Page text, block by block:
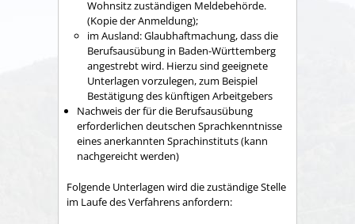
Wohnsitz zuständigen Meldebehörde.
(Kopie der Anmeldung);
im Ausland: Glaubhaftmachung, dass die
Berufsausübung in Baden-Württemberg
angestrebt wird. Hierzu sind geeignete
Unterlagen vorzulegen, zum Beispiel
Bestätigung des künftigen Arbeitgebers
Nachweis der für die Berufsausübung
erforderlichen deutschen Sprachkenntnisse
eines anerkannten Sprachinstituts (kann
nachgereicht werden)
Folgende Unterlagen wird die zuständige Stelle
im Laufe des Verfahrens anfordern: